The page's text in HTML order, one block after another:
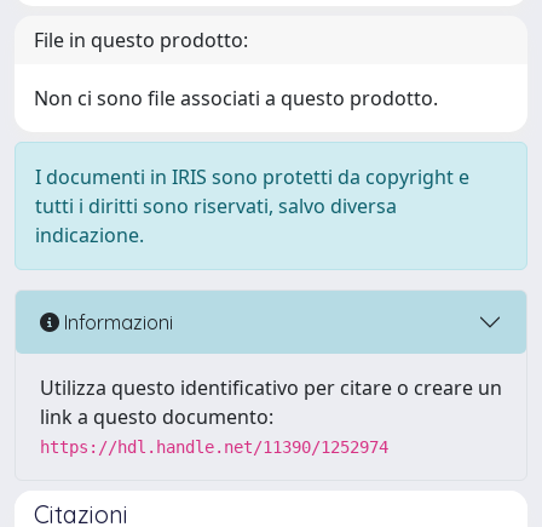
File in questo prodotto:
Non ci sono file associati a questo prodotto.
I documenti in IRIS sono protetti da copyright e
tutti i diritti sono riservati, salvo diversa
indicazione.
Informazioni
Utilizza questo identificativo per citare o creare un
link a questo documento:
https://hdl.handle.net/11390/1252974
Citazioni